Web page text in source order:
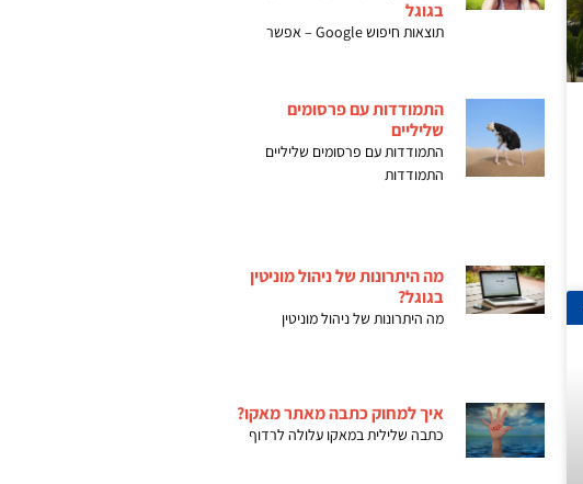
בגוגל
תוצאות חיפוש Google – אפשר
התמודדות עם פרסומים
שליליים
התמודדות עם פרסומים שליליים
התמודדות
מה היתרונות של ניהול מוניטין
בגוגל?
מה היתרונות של ניהול מוניטין
איך למחוק כתבה מאתר מאקו?
כתבה שלילית במאקו עלולה לרדוף